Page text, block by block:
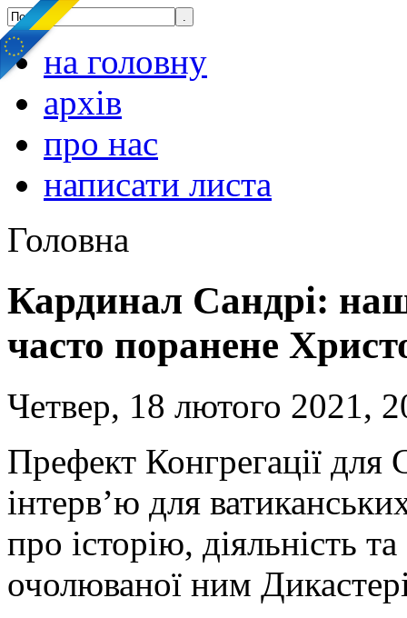
на головну
архів
про нас
написати листа
Головна
Кардинал Сандрі:
часто поранене
Четвер, 18 лютого 2021,
Префект Конгрегації для
інтерв’ю для
про історію, діяльність
очолюваної ним